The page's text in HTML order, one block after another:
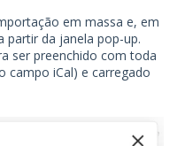
em massa e, em
partir da janela pop-up.
ser preenchido com toda
iCal) e carregado